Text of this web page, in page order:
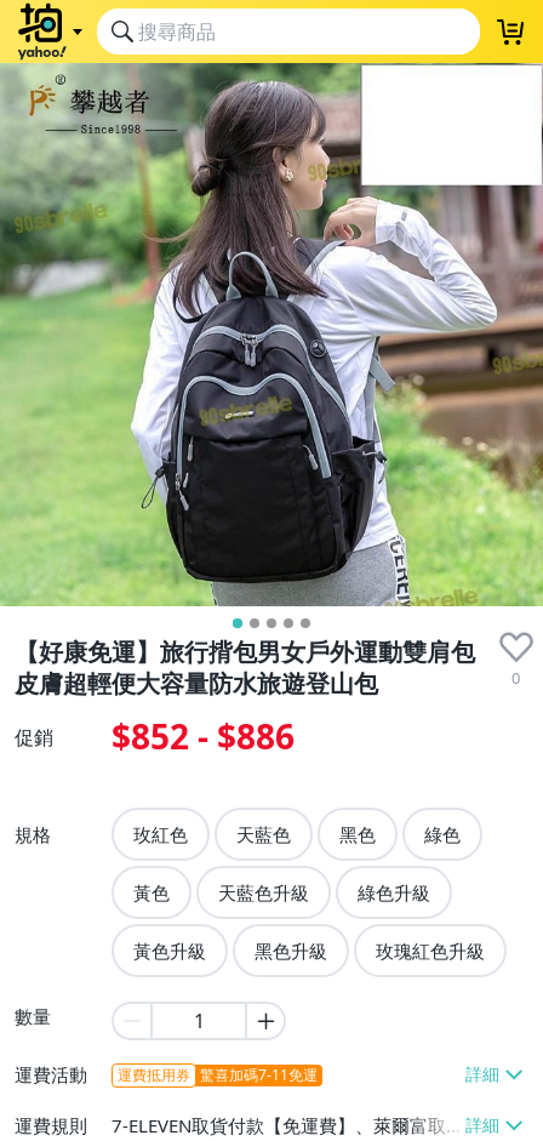
【好康免運】旅行揹包男女戶外運動雙肩包
皮膚超輕便大容量防水旅遊登山包
0
促銷 $852 - $886
規格 玫紅色 天藍色 黑色 綠色
黃色 天藍色升級 綠色升級
黃色升級 黑色升級 玫瑰紅色升級
數量
運費活動 運費抵用券 驚喜加碼7-11免運
運費規則
7-ELEVEN取貨付款【免運費】、萊爾富取